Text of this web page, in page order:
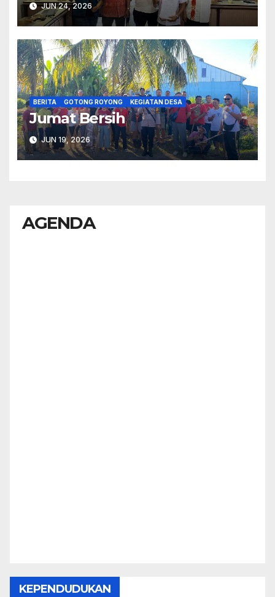
JUN 24, 2026
BERITA GOTONG ROYONG KEGIATAN DESA
Jumat Bersih
JUN 19, 2026
AGENDA
KEPENDUDUKAN